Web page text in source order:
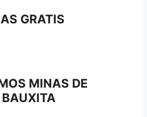
GRATIS
MINAS DE